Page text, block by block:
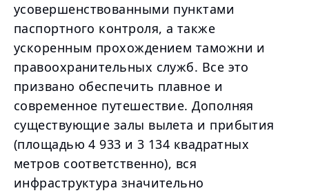
усовершенствованными пунктами
паспортного контроля, а также
ускоренным прохождением таможни и
правоохранительных служб. Все это
призвано обеспечить плавное и
современное путешествие. Дополняя
существующие залы вылета и прибытия
(площадью 4 933 и 3 134 квадратных
метров соответственно), вся
инфраструктура значительно